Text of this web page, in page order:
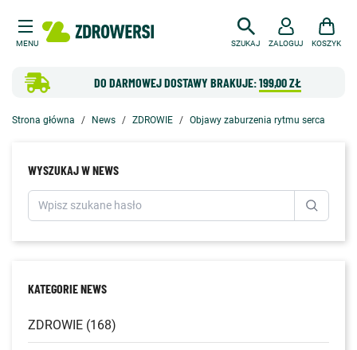
MENU SZUKAJ
DO DARMOWEJ DOSTAWY BRAKUJE:199,00 ZŁ
ZALOGUJ KOSZYK
Strona główna News ZDROWIE Objawy zaburzenia rytmu serca
WYSZUKAJ W NEWS
KATEGORIE NEWS
ZDROWIE (168)